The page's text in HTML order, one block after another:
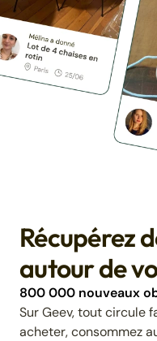
Récupérez
autour de
800 000 nouveaux
Sur Geev, tout circule
acheter, consommez